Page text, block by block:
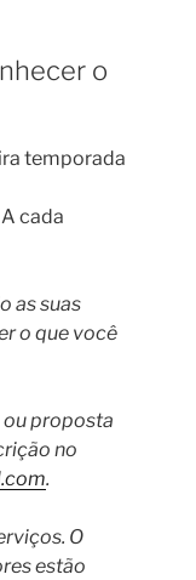
o
temporada
cada
as suas
o que você
ou proposta
no
.
O
estão